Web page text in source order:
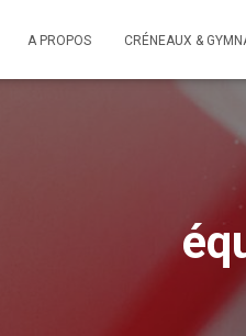
A PROPOS CRÉNEAUX &